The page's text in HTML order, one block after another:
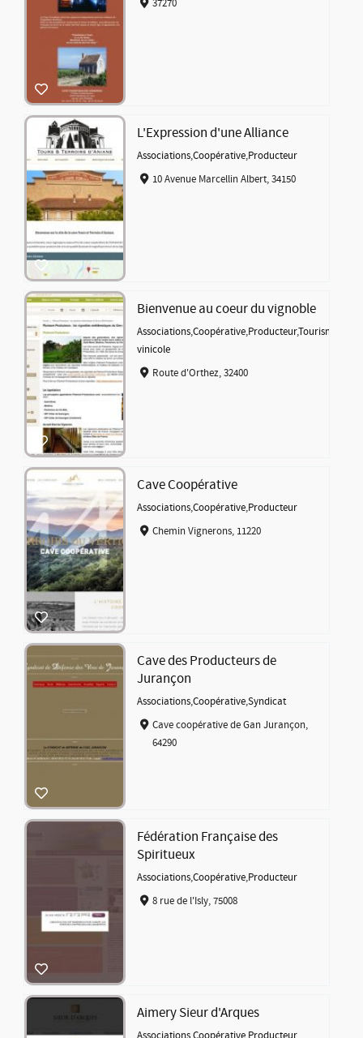
37270
L'Expression d'une Alliance
Associations,Coopérative,Producteur
10 Avenue Marcellin Albert, 34150
Bienvenue au coeur du vignoble
Associations,Coopérative,Producteur,Tourisme
vinicole
Route d'Orthez, 32400
Cave Coopérative
Associations,Coopérative,Producteur
Chemin Vignerons, 11220
Cave des Producteurs de
Jurançon
Associations,Coopérative,Syndicat
Cave coopérative de Gan Jurançon,
64290
Fédération Française des
Spiritueux
Associations,Coopérative,Producteur
8 rue de l'Isly, 75008
Aimery Sieur d'Arques